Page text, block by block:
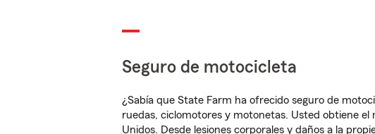
Seguro de motocicleta
¿Sabía que State Farm ha ofrecido seguro de
ruedas, ciclomotores y motonetas. Usted obtiene
Unidos. Desde lesiones corporales y daños a la